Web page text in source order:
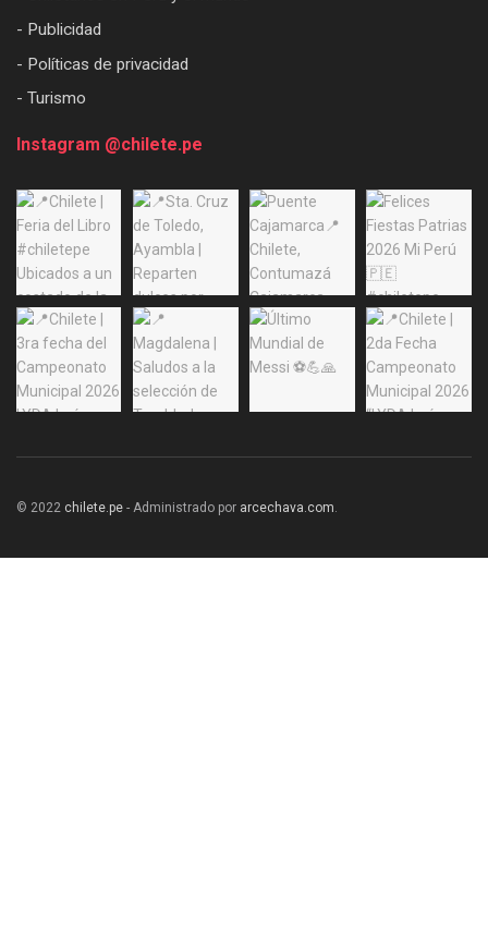
- Publicidad
- Políticas de privacidad
- Turismo
Instagram @chilete.pe
© 2022 chilete.pe - Administrado por arcechava.com